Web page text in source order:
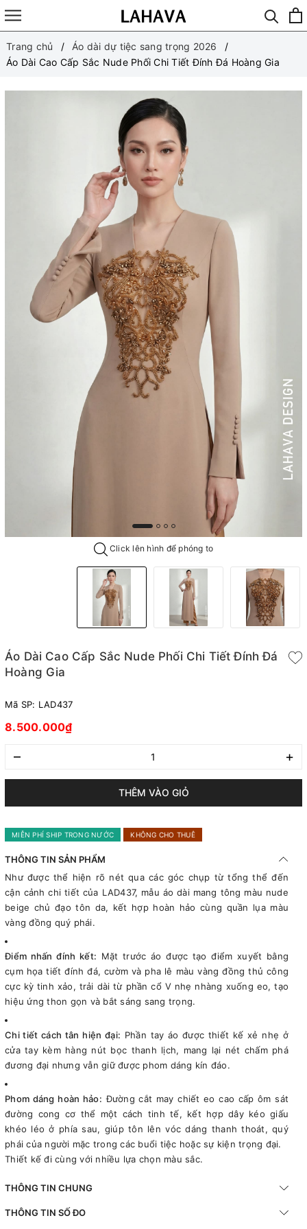
Trang chủ
Áo dài dự tiệc sang trọng 2026
Áo Dài Cao Cấp Sắc Nude Phối Chi Tiết Đính Đá Hoàng Gia
Click lên hình để phóng to
Áo Dài Cao Cấp Sắc Nude Phối Chi Tiết Đính Đá
Hoàng Gia
Mã SP: LAD437
8.500.000₫
– +
THÊM VÀO GIỎ
MIỄN PHÍ SHIP TRONG NƯỚC KHÔNG CHO THUÊ
THÔNG TIN SẢN PHẨM
Như được thể hiện rõ nét qua các góc chụp từ tổng thể đến
cận cảnh chi tiết của LAD437, mẫu áo dài mang tông màu nude
beige chủ đạo tôn da, kết hợp hoàn hảo cùng quần lụa màu
vàng đồng quý phái.
Điểm nhấn đính kết: Mặt trước áo được tạo điểm xuyết bằng
cụm họa tiết đính đá, cườm và pha lê màu vàng đồng thủ công
cực kỳ tinh xảo, trải dài từ phần cổ V nhẹ nhàng xuống eo, tạo
hiệu ứng thon gọn và bắt sáng sang trọng.
Chi tiết cách tân hiện đại: Phần tay áo được thiết kế xẻ nhẹ ở
cửa tay kèm hàng nút bọc thanh lịch, mang lại nét chấm phá
đương đại nhưng vẫn giữ được phom dáng kín đáo.
Phom dáng hoàn hảo: Đường cắt may chiết eo cao cấp ôm sát
đường cong cơ thể một cách tinh tế, kết hợp dây kéo giấu
khéo léo ở phía sau, giúp tôn lên vóc dáng thanh thoát, quý
phái của người mặc trong các buổi tiệc hoặc sự kiện trọng đại.
Thiết kế đi cùng với nhiều lựa chọn màu sắc.
THÔNG TIN CHUNG
THÔNG TIN SỐ ĐO